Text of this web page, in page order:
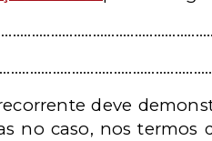
deve
no caso, nos termos